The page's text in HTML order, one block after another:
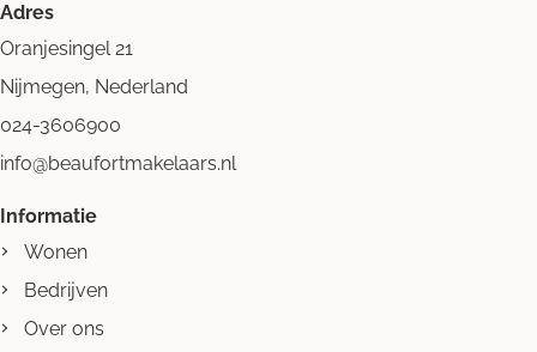
Adres
Oranjesingel 21
Nijmegen, Nederland
024-3606900
info@beaufortmakelaars.nl
Informatie
Wonen
Bedrijven
Over ons